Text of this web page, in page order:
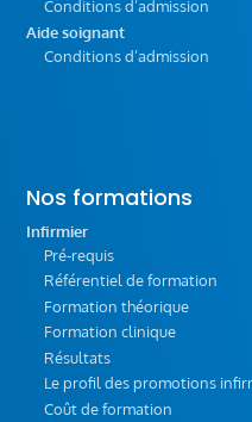
Conditions d’admission
Aide soignant
Conditions d’admission
Nos formations
Infirmier
Pré-requis
Référentiel de formation
Formation théorique
Formation clinique
Résultats
Le profil des promotions
Coût de formation